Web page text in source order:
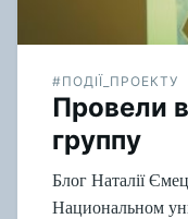
#ПОДІЇ_ПРОЕКТУ
Провели
группу
Блог Наталії
Национальном